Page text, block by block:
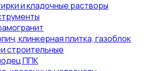
и кладочные растворы
клинкерная плитка, газоблок
строительные
ППК